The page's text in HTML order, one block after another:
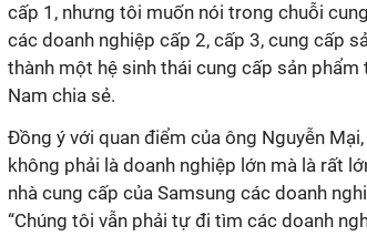
cấp 1, nhưng tôi muốn nói trong chuỗi
các doanh nghiệp cấp 2, cấp 3, cung cấp
thành một hệ sinh thái cung cấp sản phẩm
Nam chia sẻ.
Đồng ý với quan điểm của ông Nguyễn
không phải là doanh nghiệp lớn mà là rất
nhà cung cấp của Samsung các doanh
“Chúng tôi vẫn phải tự đi tìm các doanh